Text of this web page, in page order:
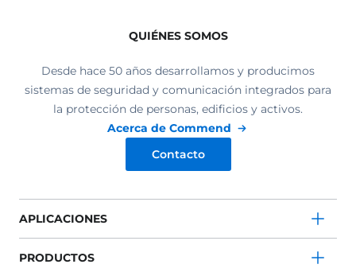
QUIÉNES SOMOS
Desde hace 50 años desarrollamos y producimos
sistemas de seguridad y comunicación integrados para
la protección de personas, edificios y activos.
Acerca de Commend
Contacto
APLICACIONES
PRODUCTOS